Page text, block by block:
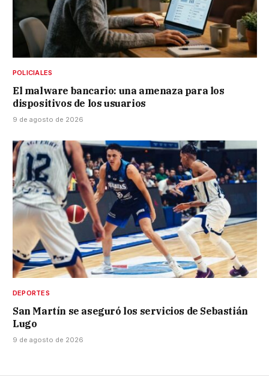
POLICIALES
El malware bancario: una amenaza para los
dispositivos de los usuarios
9 de agosto de 2026
DEPORTES
San Martín se aseguró los servicios de Sebastián
Lugo
9 de agosto de 2026